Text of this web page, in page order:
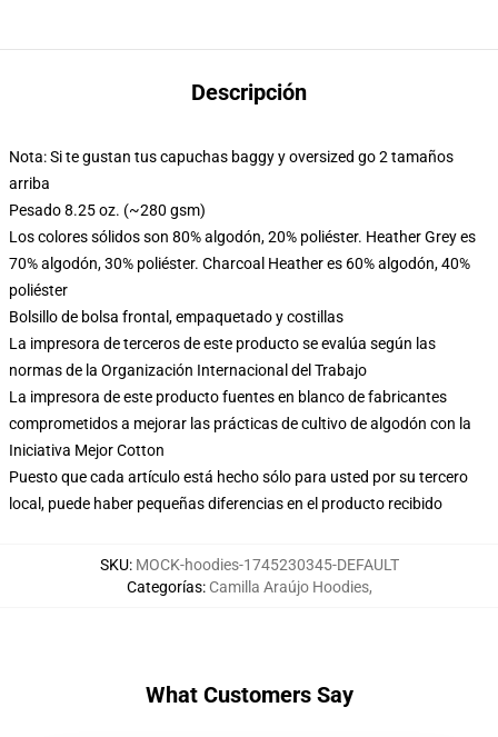
Descripción
Nota: Si te gustan tus capuchas baggy y oversized go 2 tamaños
arriba
Pesado 8.25 oz. (~280 gsm)
Los colores sólidos son 80% algodón, 20% poliéster. Heather Grey es
70% algodón, 30% poliéster. Charcoal Heather es 60% algodón, 40%
poliéster
Bolsillo de bolsa frontal, empaquetado y costillas
La impresora de terceros de este producto se evalúa según las
normas de la Organización Internacional del Trabajo
La impresora de este producto fuentes en blanco de fabricantes
comprometidos a mejorar las prácticas de cultivo de algodón con la
Iniciativa Mejor Cotton
Puesto que cada artículo está hecho sólo para usted por su tercero
local, puede haber pequeñas diferencias en el producto recibido
SKU: MOCK-hoodies-1745230345-DEFAULT
Categorías: Camilla Araújo Hoodies,
What Customers Say